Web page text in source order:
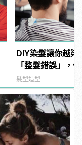
DIY染髮讓你越染
「整髮錯誤」，
髮型造型